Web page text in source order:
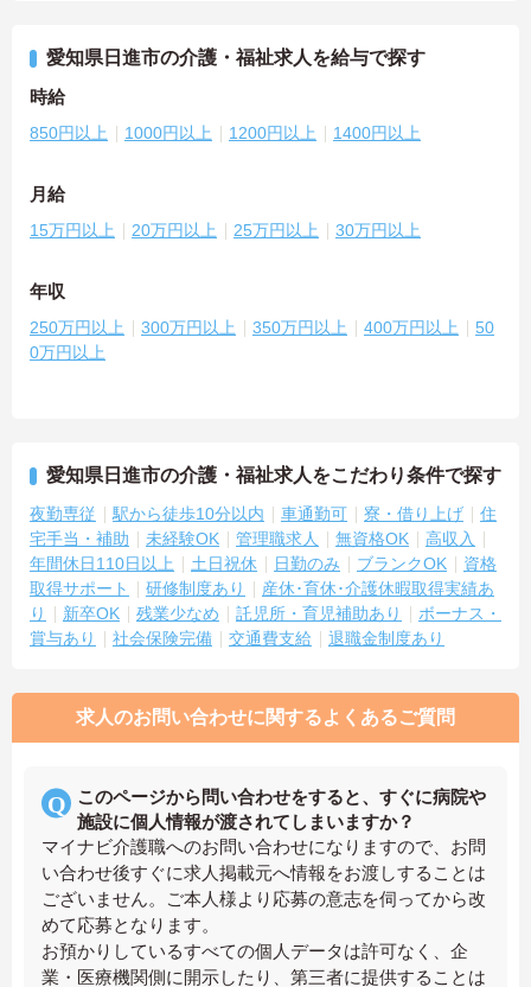
愛知県日進市の介護・福祉求人を給与で探す
時給
850円以上 1000円以上 1200円以上 1400円以上
月給
15万円以上 20万円以上 25万円以上 30万円以上
年収
250万円以上 300万円以上 350万円以上 400万円以上
50
0万円以上
愛知県日進市の介護・福祉求人をこだわり条件で探す
夜勤専従 駅から徒歩10分以内 車通勤可 寮・借り上げ
住
宅手当・補助
未経験OK 管理職求人 無資格OK
高収入
年間休日110日以上
土日祝休 日勤のみ ブランクOK
資格
取得サポート
研修制度あり
産休･育休･介護休暇取得実績あ
り
新卒OK 残業少なめ 託児所・育児補助あり
ボーナス・
賞与あり
社会保険完備 交通費支給 退職金制度あり
求人のお問い合わせに関するよくあるご質問
このページから問い合わせをすると、すぐに病院や
施設に個人情報が渡されてしまいますか？
マイナビ介護職へのお問い合わせになりますので、お問
い合わせ後すぐに求人掲載元へ情報をお渡しすることは
ございません。ご本人様より応募の意志を伺ってから改
めて応募となります。
お預かりしているすべての個人データは許可なく、企
業・医療機関側に開示したり、第三者に提供することは